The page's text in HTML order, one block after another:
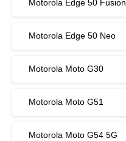
Motorola Edge 50 Fusion
Motorola Edge 50 Neo
Motorola Moto G30
Motorola Moto G51
Motorola Moto G54 5G